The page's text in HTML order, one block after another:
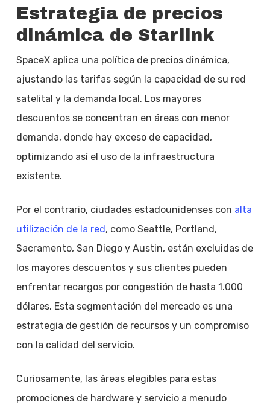
Estrategia de precios
dinámica de Starlink
SpaceX aplica una política de precios dinámica,
ajustando las tarifas según la capacidad de su red
satelital y la demanda local. Los mayores
descuentos se concentran en áreas con menor
demanda, donde hay exceso de capacidad,
optimizando así el uso de la infraestructura
existente.
Por el contrario, ciudades estadounidenses con alta
utilización de la red, como Seattle, Portland,
Sacramento, San Diego y Austin, están excluidas de
los mayores descuentos y sus clientes pueden
enfrentar recargos por congestión de hasta 1.000
dólares. Esta segmentación del mercado es una
estrategia de gestión de recursos y un compromiso
con la calidad del servicio.
Curiosamente, las áreas elegibles para estas
promociones de hardware y servicio a menudo